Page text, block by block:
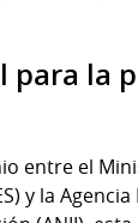
para la
entre el
y la